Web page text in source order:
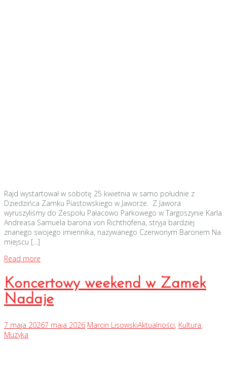
Rajd wystartował w sobotę 25 kwietnia w samo południe z
Dziedzińca Zamku Piastowskiego w Jaworze. Z Jawora
wyruszyliśmy do Zespołu Pałacowo Parkowego w Targoszynie Karla
Andreasa Samuela barona von Richthofena, stryja bardziej
znanego swojego imiennika, nazywanego Czerwonym Baronem Na
miejscu […]
Read more
Koncertowy weekend w Zamek
Nadaje
7 maja 20267 maja 2026 Marcin LisowskiAktualności, Kultura,
Muzyka